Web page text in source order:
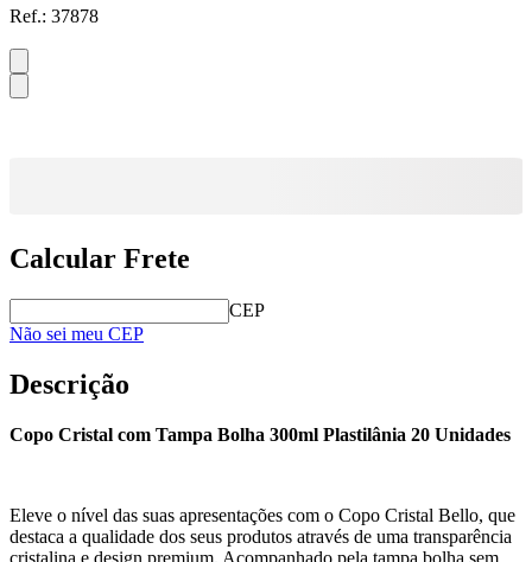
Ref.: 37878
Calcular Frete
CEP
Não sei meu CEP
Descrição
Copo Cristal com Tampa Bolha 300ml Plastilânia 20 Unidades
Eleve o nível das suas apresentações com o Copo Cristal Bello, que
destaca a qualidade dos seus produtos através de uma transparência
cristalina e design premium. Acompanhado pela tampa bolha sem